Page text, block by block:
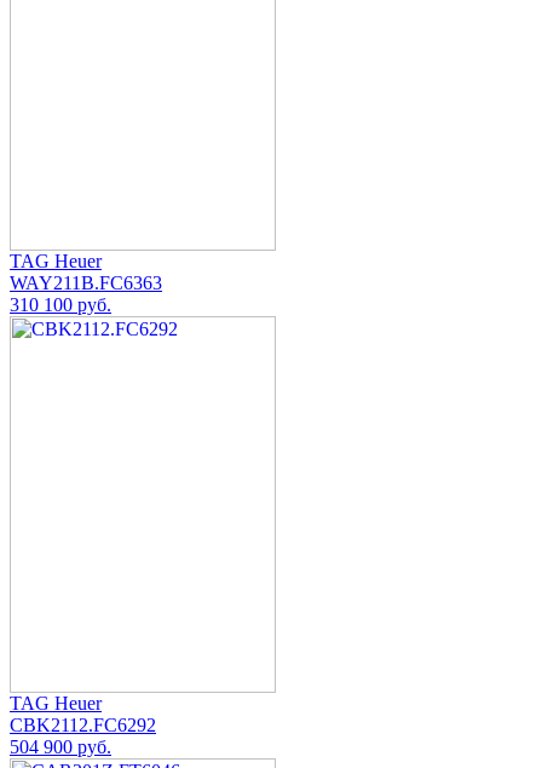
TAG Heuer
WAY211B.FC6363
310 100 руб.
TAG Heuer
CBK2112.FC6292
504 900 руб.